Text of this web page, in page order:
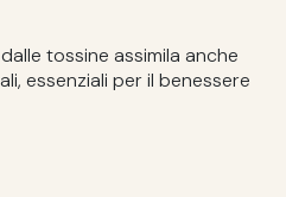
tossine assimila anche
essenziali per il benessere